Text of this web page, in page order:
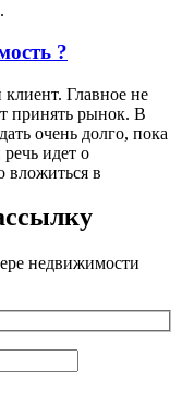
?
Главное не
принять рынок. В
очень долго, пока
идет о
вложиться в
недвижимости